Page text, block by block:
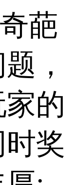
葩
，
的
奖